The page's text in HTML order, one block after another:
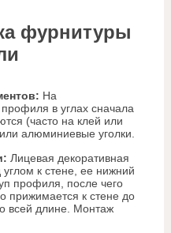
фурнитуры
На
в углах сначала
(часто на клей или
алюминиевые уголки.
Лицевая декоративная
к стене, ее нижний
профиля, после чего
прижимается к стене до
всей длине. Монтаж